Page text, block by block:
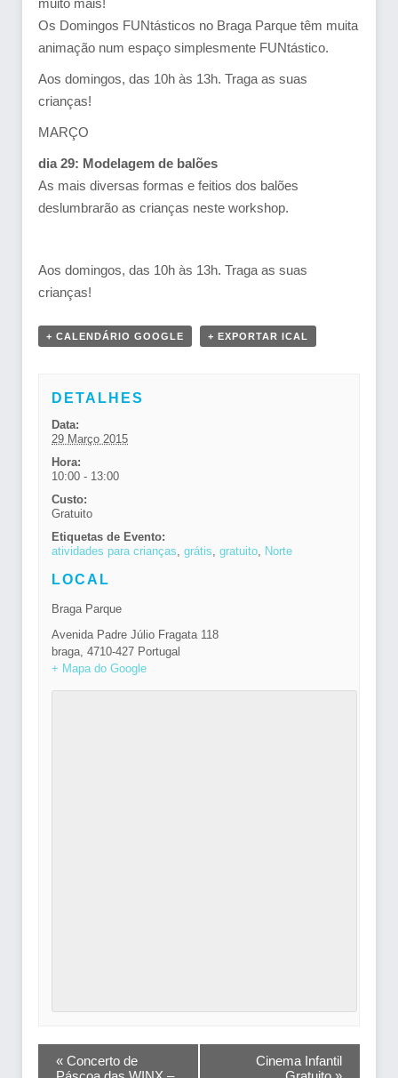
Os Domingos FUNtásticos no Braga Parque têm muita
animação num espaço simplesmente FUNtástico.
Aos domingos, das 10h às 13h. Traga as suas
crianças!
MARÇO
dia 29: Modelagem de balões
As mais diversas formas e feitios dos balões
deslumbrarão as crianças neste workshop.
Aos domingos, das 10h às 13h. Traga as suas
crianças!
+ CALENDÁRIO GOOGLE + EXPORTAR ICAL
DETALHES
Data:
29 Março 2015
Hora:
10:00 - 13:00
Custo:
Gratuito
Etiquetas de Evento:
atividades para crianças,grátis,gratuito, Norte
LOCAL
Braga Parque
Avenida Padre Júlio Fragata 118
braga, 4710-427 Portugal
+ Mapa do Google
NAVEGAÇÃO
« Concerto de
Cinema Infantil